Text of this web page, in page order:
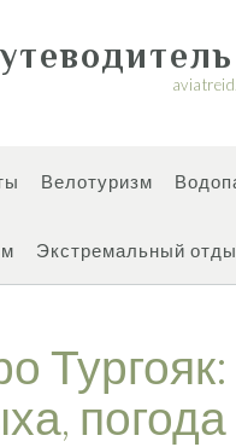
Велотуризм
Экстремальный
погода